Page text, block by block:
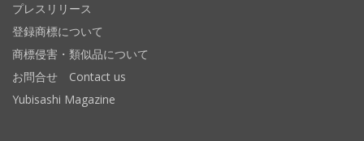
プレスリリース
登録商標について
商標侵害・類似品について
お問合せ Contact us
Yubisashi Magazine